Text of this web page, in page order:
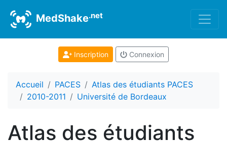
MedShake.net
Inscription Connexion
Accueil PACES
Atlas des étudiants PACES
2010-2011
Université de Bordeaux
Atlas des étudiants